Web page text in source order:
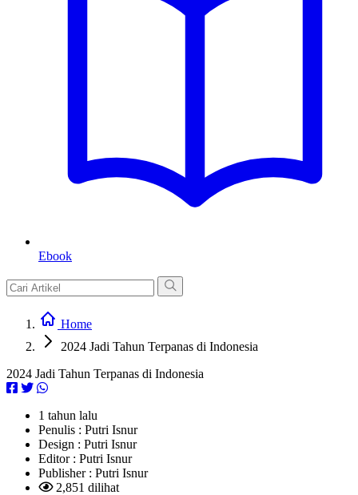
Ebook
Home
2024 Jadi Tahun Terpanas di Indonesia
2024 Jadi Tahun Terpanas di Indonesia
1 tahun lalu
Penulis : Putri Isnur
Design : Putri Isnur
Editor : Putri Isnur
Publisher : Putri Isnur
2,851 dilihat